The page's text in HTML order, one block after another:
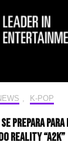
, K-POP
prepara
reality “A2K”